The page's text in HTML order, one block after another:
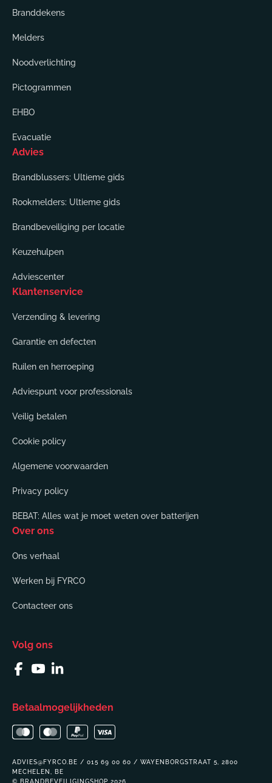
Branddekens
Melders
Noodverlichting
Pictogrammen
EHBO
Evacuatie
Advies
Brandblussers: Ultieme gids
Rookmelders: Ultieme gids
Brandbeveiliging per locatie
Keuzehulpen
Adviescenter
Klantenservice
Verzending & levering
Garantie en defecten
Ruilen en herroeping
Adviespunt voor professionals
Veilig betalen
Cookie policy
Algemene voorwaarden
Privacy policy
BEBAT: Alles wat je moet weten over batterijen
Over ons
Ons verhaal
Werken bij FYRCO
Contacteer ons
Volg ons
Facebook
YouTubeLinkedin
Betaalmogelijkheden
ADVIES@FYRCO.BE / 015 69 00 60 / WAYENBORGSTRAAT 5, 2800
MECHELEN, BE
© BRANDBEVEILIGINGSHOP 2026